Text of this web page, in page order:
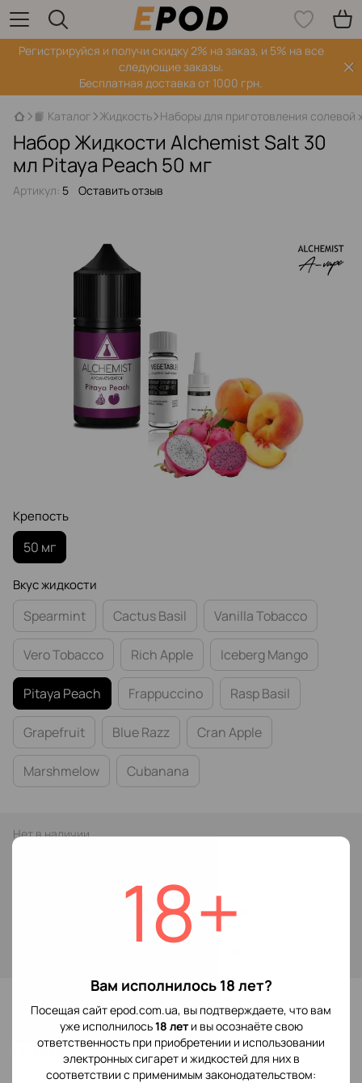
18+
Вам исполнилось 18 лет?
Посещая сайт epod.com.ua, вы подтверждаете, что вам
уже исполнилось18 лети вы осознаёте свою
ответственность при приобретении и использовании
электронных сигарет и жидкостей для них в
соответствии с применимым законодательством:
Регистрируйся‌ и получи скидку 2% на заказ, и 5% на все
следующие заказы.
Бесплатная доставка от 1000 грн.
📙 Каталог Жидкость Наборы для приготовления солевой
Набор Жидкости Alchemist Salt 30
мл Pitaya Peach 50 мг
Артикул: 5 Оставить отзыв
Крепость
50 мг
Вкус жидкости
Spearmint Cactus Basil Vanilla Tobacco
Vero Tobacco Rich Apple Iceberg Mango
Pitaya Peach Frappuccino Rasp Basil
Grapefruit Blue Razz Cran Apple
Marshmelow Cubanana
Нет в наличии
Сообщить, когда появится
В избранное
Отзывы